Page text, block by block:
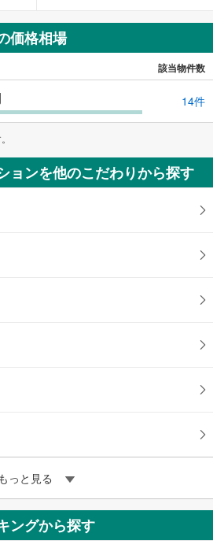
価格相場
該当物件数
14件
ョンを他のこだわりから探す
もっと見る
ングから探す